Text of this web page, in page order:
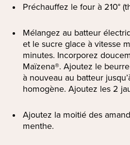
Préchauffez le four à 210°
Mélangez au batteur
et le sucre glace à vitesse
minutes. Incorporez
Maïzena®. Ajoutez le
à nouveau au batteur
homogène. Ajoutez les 2
Ajoutez la moitié des
menthe.